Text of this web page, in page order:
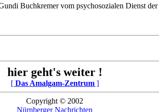
Buchkremer vom psychosozialen Dienst
hier geht's weiter !
[ Das Amalgam-Zentrum]
Copyright © 2002
Nürnberger Nachrichten